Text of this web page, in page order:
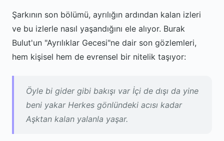
Şarkının son bölümü, ayrılığın ardından kalan izleri
ve bu izlerle nasıl yaşandığını ele alıyor. Burak
Bulut'un "Ayrılıklar Gecesi"ne dair son gözlemleri,
hem kişisel hem de evrensel bir nitelik taşıyor:
Öyle bi gider gibi bakışı var İçi de dışı da yine
beni yakar Herkes gönlündeki acısı kadar
Aşktan kalan yalanla yaşar.